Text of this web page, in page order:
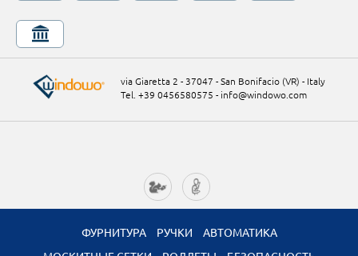
via Giaretta 2 - 37047 - San Bonifacio (VR) - Italy
Tel. +39 0456580575 - info@windowo.com
ФУРНИТУРА РУЧКИ
АВТОМАТИКА